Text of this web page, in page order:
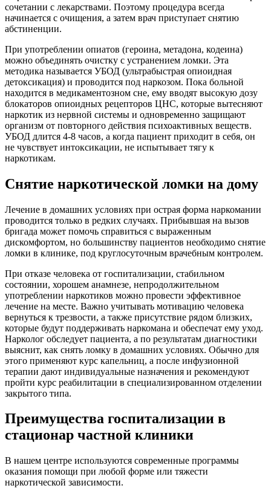
сочетании с лекарствами. Поэтому процедура всегда
начинается с очищения, а затем врач приступает снятию
абстиненции.
При употреблении опиатов (героина, метадона, кодеина)
можно объединять очистку с устранением ломки. Эта
методика называется УБОД (ультрабыстрая опиоидная
детоксикация) и проводится под наркозом. Пока больной
находится в медикаментозном сне, ему вводят высокую дозу
блокаторов опиоидных рецепторов ЦНС, которые вытесняют
наркотик из нервной системы и одновременно защищают
организм от повторного действия психоактивных веществ.
УБОД длится 4-8 часов, а когда пациент приходит в себя, он
не чувствует интоксикации, не испытывает тягу к
наркотикам.
Снятие наркотической ломки на дому
Лечение в домашних условиях при острая форма наркомании
проводится только в редких случаях. Прибывшая на вызов
бригада может помочь справиться с выраженным
дискомфортом, но большинству пациентов необходимо снятие
ломки в клинике, под круглосуточным врачебным контролем.
При отказе человека от госпитализации, стабильном
состоянии, хорошем анамнезе, непродолжительном
употреблении наркотиков можно провести эффективное
лечение на месте. Важно учитывать мотивацию человека
вернуться к трезвости, а также присутствие рядом близких,
которые будут поддерживать наркомана и обеспечат ему уход.
Нарколог обследует пациента, а по результатам диагностики
выяснит, как снять ломку в домашних условиях. Обычно для
этого применяют курс капельниц, а после инфузионной
терапии дают индивидуальные назначения и рекомендуют
пройти курс реабилитации в специализированном отделении
закрытого типа.
Преимущества госпитализации в
стационар частной клиники
В нашем центре используются современные программы
оказания помощи при любой форме или тяжести
наркотической зависимости.